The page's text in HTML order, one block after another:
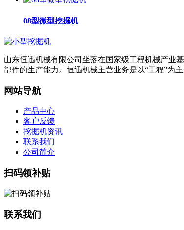
08型微型挖掘机
山东恒迅机械有限公司坐落在国家级工程机械产业
部件的生产能力。恒迅机械主营业务是以“工程”为
网站导航
产品中心
客户反馈
挖掘机资讯
联系我们
公司简介
扫码领补贴
联系我们